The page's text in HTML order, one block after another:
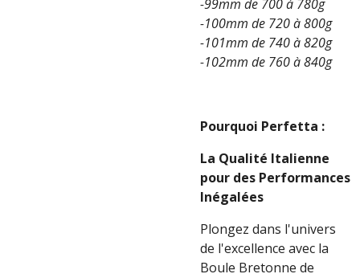
-99mm de 700 à 780g
-100mm de 720 à 800g
-101mm de 740 à 820g
-102mm de 760 à 840g
Pourquoi Perfetta :
La Qualité Italienne
pour des Performances
Inégalées
Plongez dans l'univers
de l'excellence avec la
Boule Bretonne de